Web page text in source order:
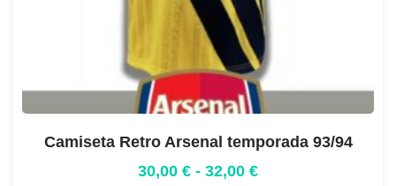
Camiseta Retro Arsenal temporada 93/94
30,00 € - 32,00 €